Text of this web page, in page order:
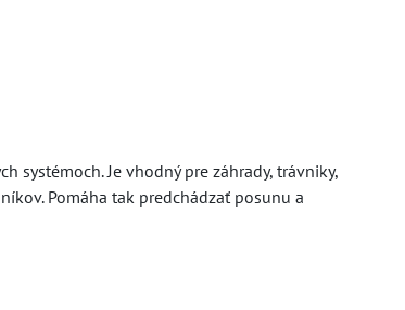
systémoch. Je vhodný pre záhrady, trávniky,
Pomáha tak predchádzať posunu a